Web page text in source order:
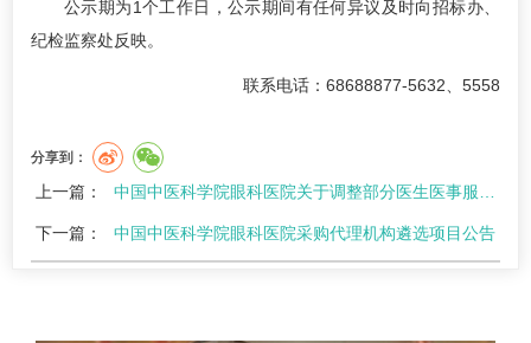
公示期为1个工作日，公示期间有任何异议及时向招标办、
纪检监察处反映。
联系电话：68688877-5632、5558
分享到：
上一篇： 中国中医科学院眼科医院关于调整部分医生医事服务费的公告
下一篇： 中国中医科学院眼科医院采购代理机构遴选项目公告